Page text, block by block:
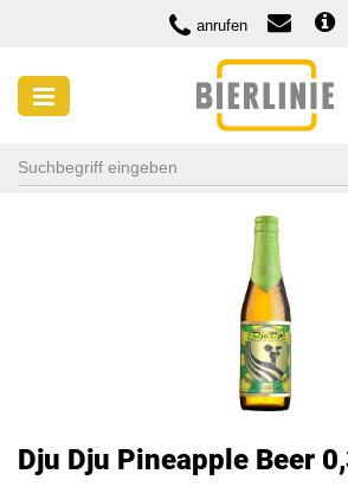
anrufen
Dju Dju Pineapple Beer